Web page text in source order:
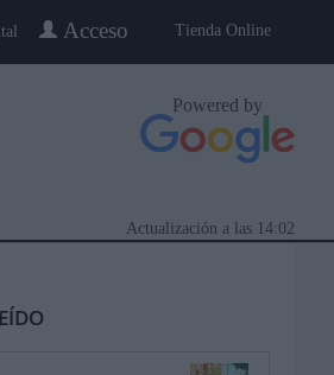
Tienda Online
Acceso
Powered by
14:02
Actualización a las